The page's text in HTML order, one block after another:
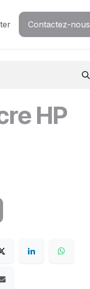
Contactez-nous
HP